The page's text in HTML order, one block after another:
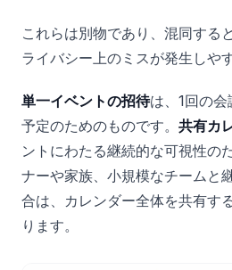
これらは別物であり、混同する
ライバシー上のミスが発生しや
単一イベントの招待は、1回の
予定のためのものです。 共有カ
ントにわたる継続的な可視性の
ナーや家族、小規模なチームと
合は、カレンダー全体を共有す
ります。